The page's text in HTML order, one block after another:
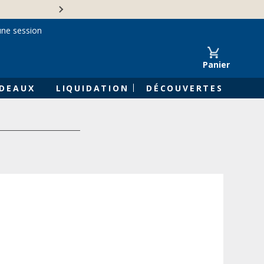
Panier
LIQUIDATION DÉCOUVERTES
session